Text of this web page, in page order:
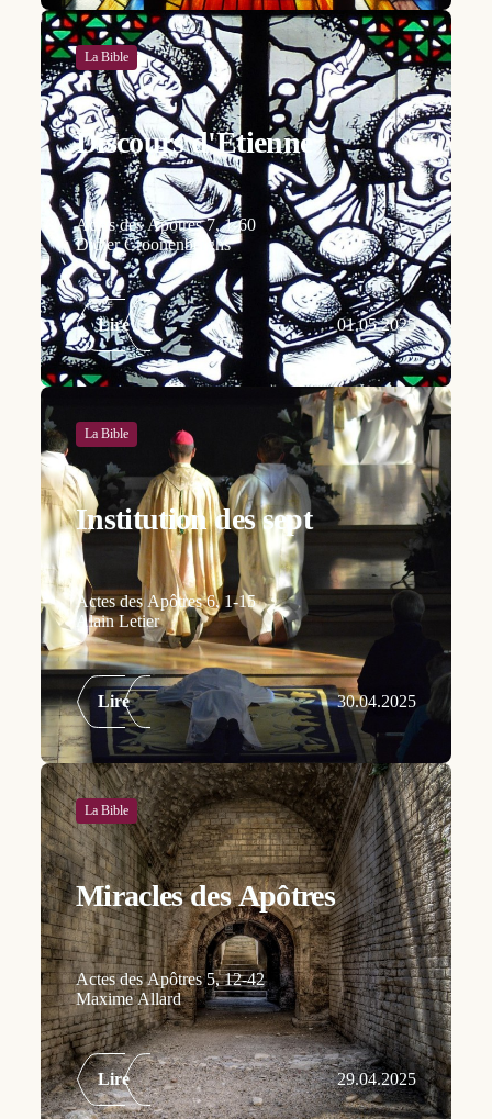
La Bible
Discours d'Etienne
Actes des Apôtres 7, 1-60
Didier Croonenberghs
Lire 01.05.2025
La Bible
Institution des sept
Actes des Apôtres 6, 1-15
Alain Letier
Lire 30.04.2025
La Bible
Miracles des Apôtres
Actes des Apôtres 5, 12-42
Maxime Allard
Lire 29.04.2025